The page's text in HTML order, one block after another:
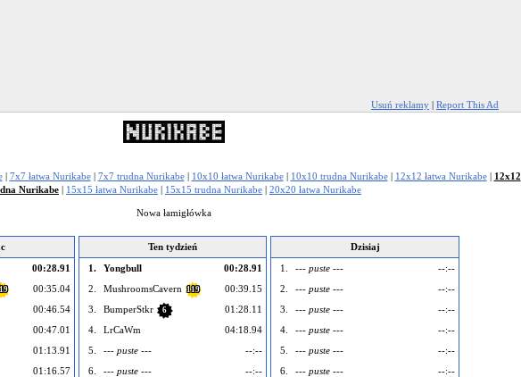
Usuń reklamy | Report This Ad
| 7x7 łatwa Nurikabe| 7x7 trudna Nurikabe| 10x10 łatwa Nurikabe| 10x10 trudna Nurikabe| 12x12 łatwa Nurikabe| 12x12
Nurikabe | 15x15 łatwa Nurikabe | 15x15 trudna Nurikabe | 20x20 łatwa Nurikabe
Nowa łamigłówka
00:28.91
00:35.04
00:46.54
00:47.01
01:13.91
01:16.57
Ten tydzień
1.
Yongbull
00:28.91
2.
MushroomsCavern 119
00:39.15
3.
BumperStkr 6
01:28.11
4.
LrCaWm
04:18.94
5.
--- puste ---
--:--
6.
--- puste ---
--:--
Dzisiaj
1.
--- puste ---
--:--
2.
--- puste ---
--:--
3.
--- puste ---
--:--
4.
--- puste ---
--:--
5.
--- puste ---
--:--
6.
--- puste ---
--:--